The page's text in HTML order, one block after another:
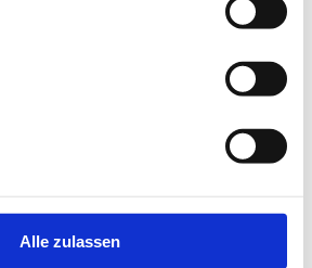
Alle zulassen